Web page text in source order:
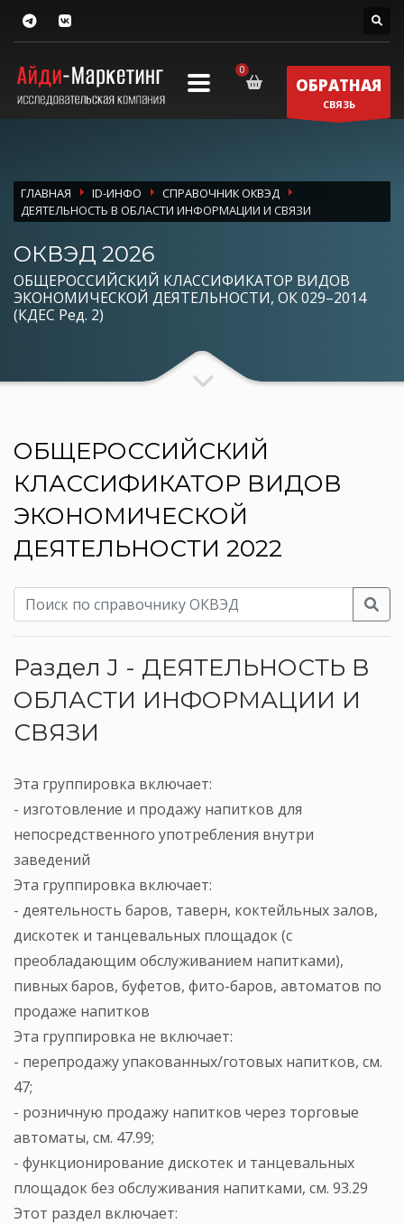
ОБРАТНАЯ
СВЯЗЬ
ГЛАВНАЯ ID-ИНФО
СПРАВОЧНИК ОКВЭД
ДЕЯТЕЛЬНОСТЬ В ОБЛАСТИ ИНФОРМАЦИИ И СВЯЗИ
ОКВЭД 2026
ОБЩЕРОССИЙСКИЙ КЛАССИФИКАТОР ВИДОВ
ЭКОНОМИЧЕСКОЙ ДЕЯТЕЛЬНОСТИ, ОК 029–2014
(КДЕС Ред. 2)
ОБЩЕРОССИЙСКИЙ
КЛАССИФИКАТОР ВИДОВ
ЭКОНОМИЧЕСКОЙ
ДЕЯТЕЛЬНОСТИ 2022
Раздел J - ДЕЯТЕЛЬНОСТЬ В
ОБЛАСТИ ИНФОРМАЦИИ И
СВЯЗИ
Эта группировка включает:
- изготовление и продажу напитков для
непосредственного употребления внутри
заведений
Эта группировка включает:
- деятельность баров, таверн, коктейльных залов,
дискотек и танцевальных площадок (c
преобладающим обслуживанием напитками),
пивных баров, буфетов, фито-баров, автоматов по
продаже напитков
Эта группировка не включает:
- перепродажу упакованных/готовых напитков, см.
47;
- розничную продажу напитков через торговые
автоматы, см. 47.99;
- функционирование дискотек и танцевальных
площадок без обслуживания напитками, см. 93.29
Этот раздел включает: